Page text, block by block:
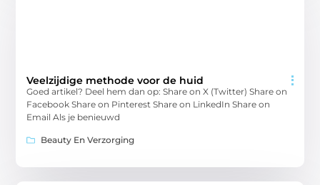
Veelzijdige methode voor de huid
Goed artikel? Deel hem dan op: Share on X (Twitter) Share on
Facebook Share on Pinterest Share on LinkedIn Share on
Email Als je benieuwd
Beauty En Verzorging